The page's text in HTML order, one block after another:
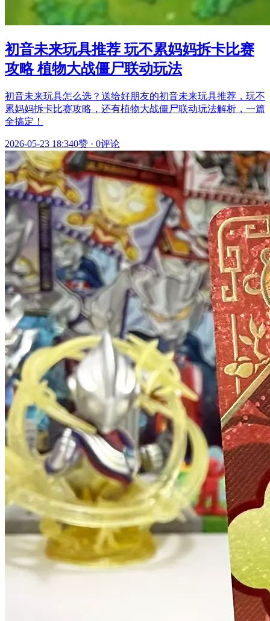
初音未来玩具推荐 玩不累妈妈拆卡比赛
攻略 植物大战僵尸联动玩法
初音未来玩具怎么选？送给好朋友的初音未来玩具推荐，玩不
累妈妈拆卡比赛攻略，还有植物大战僵尸联动玩法解析，一篇
全搞定！
2026-05-23 18:340赞 · 0评论